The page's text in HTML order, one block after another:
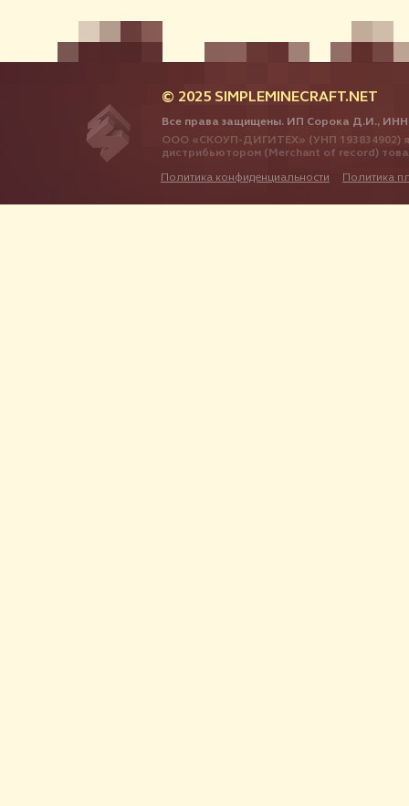
© 2025 SIMPLEMINECRAFT.NET
Все права защищены. ИП Сорока Д.И., ИНН
ООО «СКОУП-ДИГИТЕХ» (УНП 193834902)
дистрибьютором (Merchant of record)
Политика конфиденциальности Политика